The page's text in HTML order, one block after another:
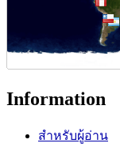
Information
สำหรับผู้อ่าน